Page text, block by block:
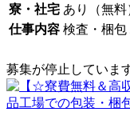
寮・社宅 あり（無料
仕事内容 検査・梱包
募集が停止していま